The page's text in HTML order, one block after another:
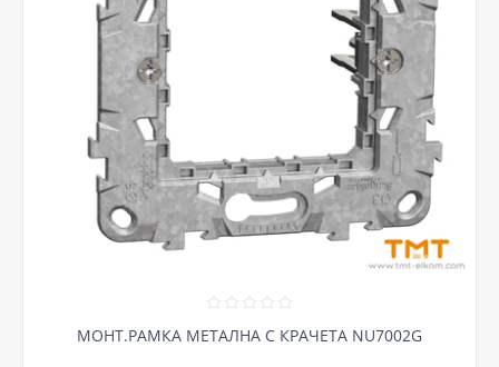
МОНТ.РАМКА МЕТАЛНА С КРАЧЕТА NU7002G